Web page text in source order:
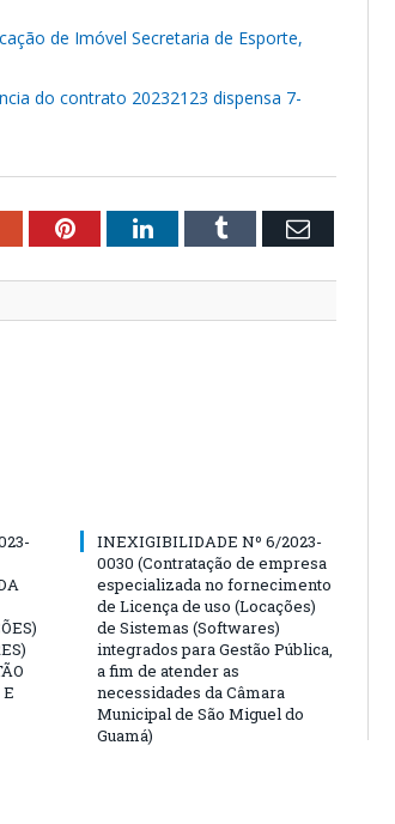
de Imóvel Secretaria de Esporte,
do contrato 20232123 dispensa 7-
PinterestLinkedInTumblr Email
INEXIGIBILIDADE Nº 6/2023-
0030 (Contratação de empresa
especializada no fornecimento
de Licença de uso (Locações)
de Sistemas (Softwares)
integrados para Gestão Pública,
a fim de atender as
necessidades da Câmara
Municipal de São Miguel do
Guamá)